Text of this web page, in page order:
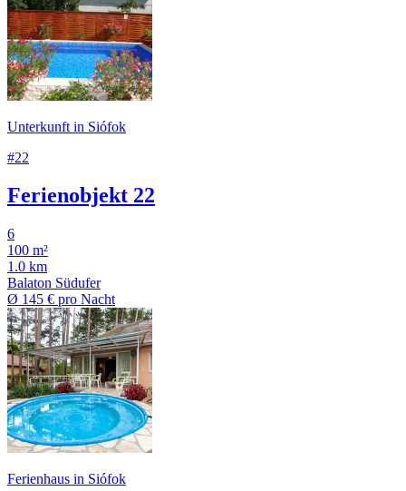
Unterkunft in Siófok
#22
Ferienobjekt 22
6
100 m²
1.0 km
Balaton Südufer
Ø 145 € pro Nacht
Ferienhaus in Siófok